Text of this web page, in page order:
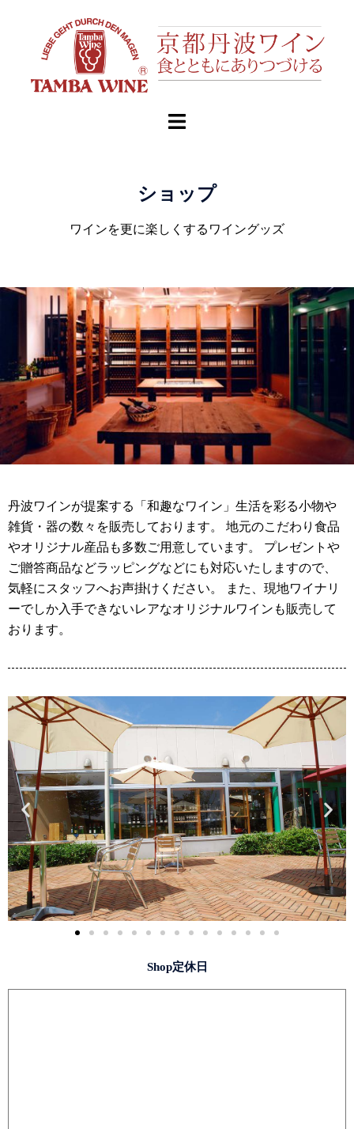
ショップ
ワインを更に楽しくするワイングッズ
丹波ワインが提案する「和趣なワイン」生活を彩る小物や
雑貨・器の数々を販売しております。 地元のこだわり食品
やオリジナル産品も多数ご用意しています。 プレゼントや
ご贈答商品などラッピングなどにも対応いたしますので、
気軽にスタッフへお声掛けください。 また、現地ワイナリ
ーでしか入手できないレアなオリジナルワインも販売して
おります。
Shop定休日